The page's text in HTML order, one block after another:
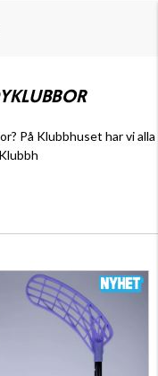
På Klubbhuset har vi alla